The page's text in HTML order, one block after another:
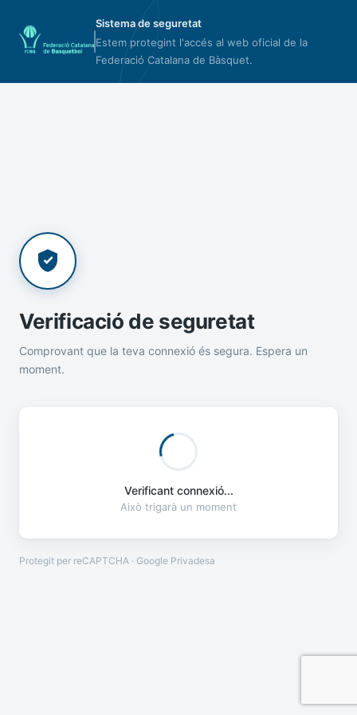
Sistema de seguretat
Estem protegint l'accés al web oficial de la
Federació Catalana de Bàsquet.
Verificació de seguretat
Comprovant que la teva connexió és segura. Espera un
moment.
Verificant connexió...
Això trigarà un moment
Protegit per reCAPTCHA · Google Privadesa